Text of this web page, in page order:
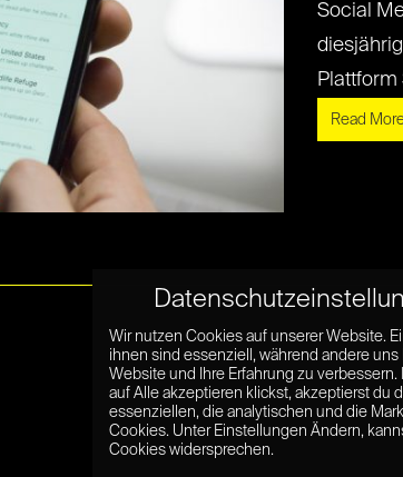
Social
Plattform
Read
Wir nutzen Cookies auf unserer Website.
ihnen sind essenziell, während andere uns
Website und Ihre Erfahrung zu verbessern.
auf Alle akzeptieren klickst, akzeptierst du
essenziellen, die analytischen und die
Cookies. Unter Einstellungen Ändern,
Cookies widersprechen.